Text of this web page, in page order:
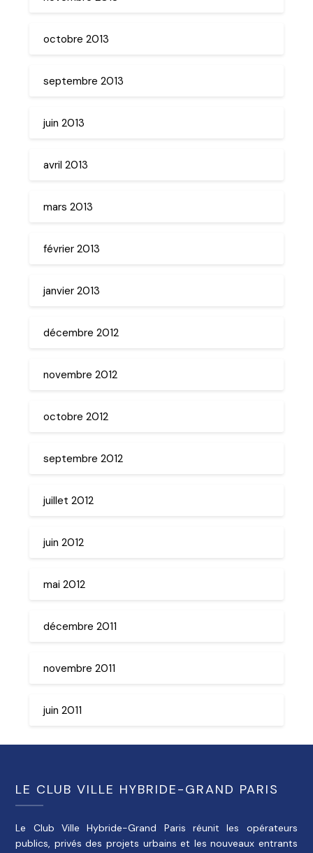
octobre 2013
septembre 2013
juin 2013
avril 2013
mars 2013
février 2013
janvier 2013
décembre 2012
novembre 2012
octobre 2012
septembre 2012
juillet 2012
juin 2012
mai 2012
décembre 2011
novembre 2011
juin 2011
LE CLUB VILLE HYBRIDE-GRAND PARIS
Le Club Ville Hybride-Grand Paris réunit les opérateurs
publics, privés des projets urbains et les nouveaux entrants